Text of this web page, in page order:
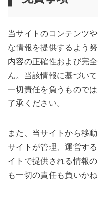
当サイトのコンテンツ
な情報を提供するよう
内容の正確性および完
ん。当該情報に基づい
一切責任を負うもので
了承ください。
また、当サイトから移
サイトが管理、運営す
イトで提供される情報
も一切の責任も負いか